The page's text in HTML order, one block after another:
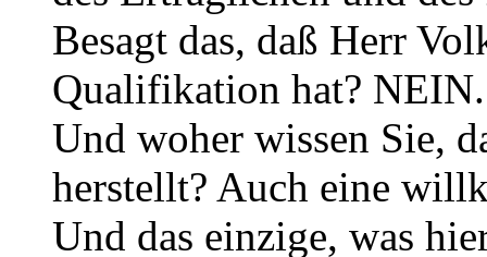
Besagt das, daß Herr
Qualifikation hat?
Und woher wissen Sie,
herstellt? Auch eine
Und das einzige, was